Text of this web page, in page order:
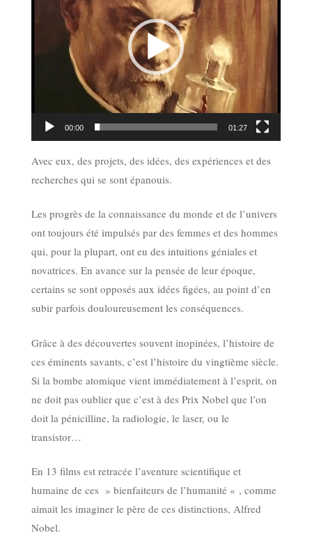
00:00 01:27
Avec eux, des projets, des idées, des expériences et des
recherches qui se sont épanouis.
Les progrès de la connaissance du monde et de l’univers
ont toujours été impulsés par des femmes et des hommes
qui, pour la plupart, ont eu des intuitions géniales et
novatrices. En avance sur la pensée de leur époque,
certains se sont opposés aux idées figées, au point d’en
subir parfois douloureusement les conséquences.
Grâce à des découvertes souvent inopinées, l’histoire de
ces éminents savants, c’est l’histoire du vingtième siècle.
Si la bombe atomique vient immédiatement à l’esprit, on
ne doit pas oublier que c’est à des Prix Nobel que l’on
doit la pénicilline, la radiologie, le laser, ou le
transistor…
En 13 films est retracée l’aventure scientifique et
humaine de ces » bienfaiteurs de l’humanité « , comme
aimait les imaginer le père de ces distinctions, Alfred
Nobel.